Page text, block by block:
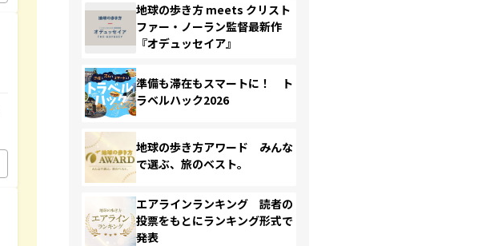
地球の歩き方 meets クリスト
ファー・ノーラン監督最新作
『オデュッセイア』
準備も滞在もスマートに！ ト
ラベルハック2026
地球の歩き方アワード みんな
で選ぶ、旅のベスト。
エアラインランキング 読者の
投票をもとにランキング形式で
発表